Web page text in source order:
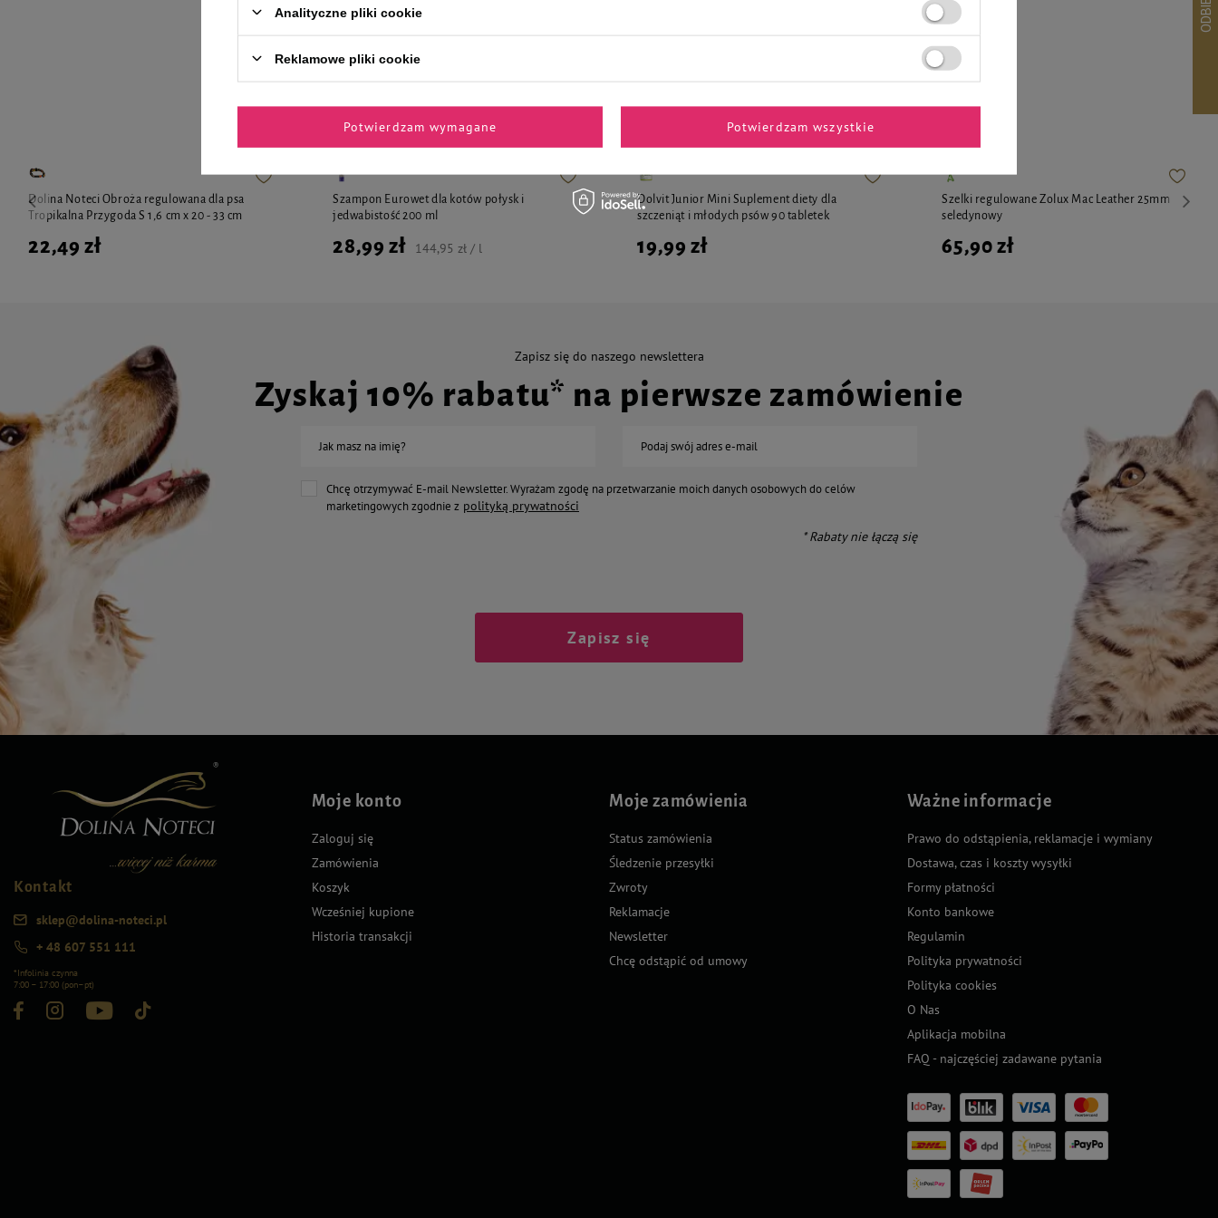
Dolina Noteci Obroża regulowana dla psa
Tropikalna Przygoda S 1,6 cm x 20 - 33 cm
22,49 zł
Szampon Eurowet dla kotów połysk i
jedwabistość 200 ml
28,99 zł 144,95 zł / l
Dolvit Junior Mini Suplement diety dla
szczeniąt i młodych psów 90 tabletek
19,99 zł
Szelki regulowane Zolux Mac Leather 25mm
seledynowy
65,90 zł
Zapisz się do naszego newslettera
Zyskaj 10% rabatu* na pierwsze zamówienie
Jak masz na imię? Podaj swój adres e-mail
Chcę otrzymywać E-mail Newsletter. Wyrażam zgodę na przetwarzanie moich danych osobowych do celów
marketingowych zgodnie z polityką prywatności
* Rabaty nie łączą się
Zapisz się
Kontakt
sklep@dolina-noteci.pl
+ 48 607 551 111
*Infolinia czynna
7:00 – 17:00 (pon–pt)
Moje konto
Zaloguj się
Zamówienia
Koszyk
Wcześniej kupione
Historia transakcji
Moje zamówienia
Status zamówienia
Śledzenie przesyłki
Zwroty
Reklamacje
Newsletter
Chcę odstąpić od umowy
Ważne informacje
Prawo do odstąpienia, reklamacje i wymiany
Dostawa, czas i koszty wysyłki
Formy płatności
Konto bankowe
Regulamin
Polityka prywatności
Polityka cookies
O Nas
Aplikacja mobilna
FAQ - najczęściej zadawane pytania
Analityczne pliki cookie
Reklamowe pliki cookie
Potwierdzam wymagane Potwierdzam wszystkie